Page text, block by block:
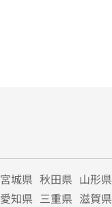
宮城県 秋田県 山形県
愛知県 三重県 滋賀県